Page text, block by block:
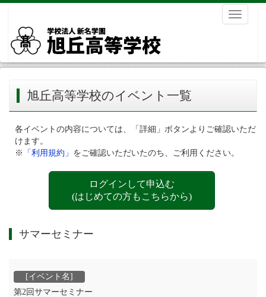
Toggle
旭丘高等学校のイベント一覧
各イベントの内容については、「詳細」ボタンよりご確認いただ
けます。
※
「利用規約」 をご確認いただいたのち、ご利用ください。
ログインして申込む
(はじめての方もこちらから)
サマーセミナー
第2回サマーセミナー